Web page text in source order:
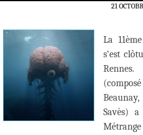
21
La
s‘est
Savès)